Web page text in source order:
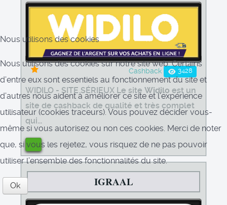
IGRAAL
Cashback 3428
WIDILO - SITE SÉRIEUX Le site Widilo est un
site de cashback de qualité et très complet
qui...
Nous utilisons des cookies
Nous utilisons des cookies sur notre site web. Certains
d’entre eux sont essentiels au fonctionnement du site et
d’autres nous aident à améliorer ce site et l’expérience
utilisateur (cookies traceurs). Vous pouvez décider vous-
même si vous autorisez ou non ces cookies. Merci de noter
que, si vous les rejetez, vous risquez de ne pas pouvoir
utiliser l’ensemble des fonctionnalités du site.
Ok